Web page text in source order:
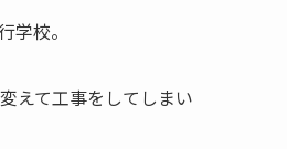
学校。
えて工事をしてしまい